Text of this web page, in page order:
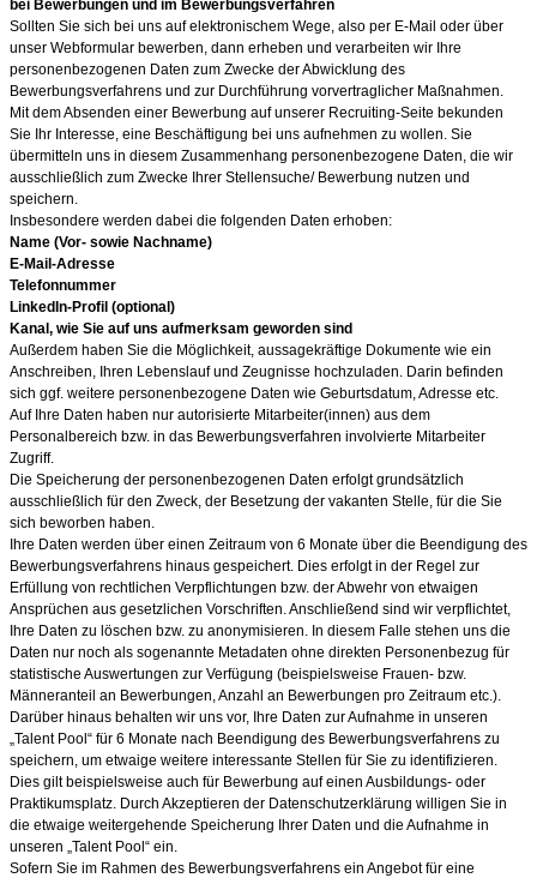
bei Bewerbungen und im Bewerbungsverfahren
Sollten Sie sich bei uns auf elektronischem Wege, also per E-Mail oder über
unser Webformular bewerben, dann erheben und verarbeiten wir Ihre
personenbezogenen Daten zum Zwecke der Abwicklung des
Bewerbungsverfahrens und zur Durchführung vorvertraglicher Maßnahmen.
Mit dem Absenden einer Bewerbung auf unserer Recruiting-Seite bekunden
Sie Ihr Interesse, eine Beschäftigung bei uns aufnehmen zu wollen. Sie
übermitteln uns in diesem Zusammenhang personenbezogene Daten, die wir
ausschließlich zum Zwecke Ihrer Stellensuche/ Bewerbung nutzen und
speichern.
Insbesondere werden dabei die folgenden Daten erhoben:
Name (Vor- sowie Nachname)
E-Mail-Adresse
Telefonnummer
LinkedIn-Profil (optional)
Kanal, wie Sie auf uns aufmerksam geworden sind
Außerdem haben Sie die Möglichkeit, aussagekräftige Dokumente wie ein
Anschreiben, Ihren Lebenslauf und Zeugnisse hochzuladen. Darin befinden
sich ggf. weitere personenbezogene Daten wie Geburtsdatum, Adresse etc.
Auf Ihre Daten haben nur autorisierte Mitarbeiter(innen) aus dem
Personalbereich bzw. in das Bewerbungsverfahren involvierte Mitarbeiter
Zugriff.
Die Speicherung der personenbezogenen Daten erfolgt grundsätzlich
ausschließlich für den Zweck, der Besetzung der vakanten Stelle, für die Sie
sich beworben haben.
Ihre Daten werden über einen Zeitraum von 6 Monate über die Beendigung des
Bewerbungsverfahrens hinaus gespeichert. Dies erfolgt in der Regel zur
Erfüllung von rechtlichen Verpflichtungen bzw. der Abwehr von etwaigen
Ansprüchen aus gesetzlichen Vorschriften. Anschließend sind wir verpflichtet,
Ihre Daten zu löschen bzw. zu anonymisieren. In diesem Falle stehen uns die
Daten nur noch als sogenannte Metadaten ohne direkten Personenbezug für
statistische Auswertungen zur Verfügung (beispielsweise Frauen- bzw.
Männeranteil an Bewerbungen, Anzahl an Bewerbungen pro Zeitraum etc.).
Darüber hinaus behalten wir uns vor, Ihre Daten zur Aufnahme in unseren
„Talent Pool“ für 6 Monate nach Beendigung des Bewerbungsverfahrens zu
speichern, um etwaige weitere interessante Stellen für Sie zu identifizieren.
Dies gilt beispielsweise auch für Bewerbung auf einen Ausbildungs- oder
Praktikumsplatz. Durch Akzeptieren der Datenschutzerklärung willigen Sie in
die etwaige weitergehende Speicherung Ihrer Daten und die Aufnahme in
unseren „Talent Pool“ ein.
Sofern Sie im Rahmen des Bewerbungsverfahrens ein Angebot für eine